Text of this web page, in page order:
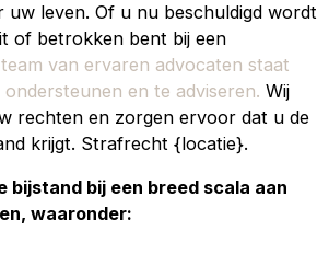
uw leven. Of u nu beschuldigd wordt
of betrokken bent bij een
van ervaren advocaten staat
en te adviseren. Wij
rechten en zorgen ervoor dat u de
krijgt. Strafrecht {locatie}.
bijstand bij een breed scala aan
waaronder: